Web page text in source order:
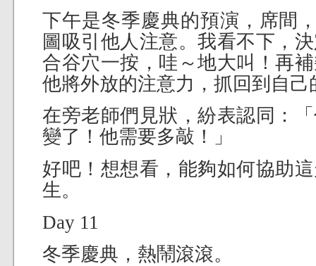
下午是冬季慶典的預演，席間
圖吸引他人注意。我看不下，
合谷穴一按，哇～地大叫！再
他將外放的注意力，抓回到自
在旁老師們見狀，紛表認同：
變了！他需要多敲！」
好吧！想想看，能夠如何協助
生。
Day 11
冬季慶典，熱鬧滾滾。